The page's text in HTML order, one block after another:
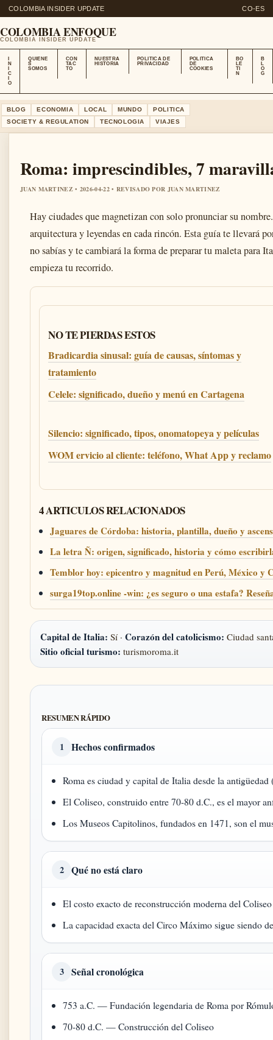
COLOMBIA INSIDER UPDATE CO-ES
COLOMBIA ENFOQUE
COLOMBIA INSIDER UPDATE
N
C
O
QUIENE
S
SOMOS
CON
TAC
TO
NUESTRA
HISTORIA
POLITICA DE
PRIVACIDAD
POLITICA
DE
COOKIES
BO
LE
TI
N
B
L
O
G
BLOG ECONOMIA LOCAL MUNDO
POLITICA
SOCIETY & REGULATION
TECNOLOGIA VIAJES
Roma: imprescindibles, 7
JUAN MARTINEZ • 2026-04-22 • REVISADO POR JUAN MARTINEZ
Hay ciudades que magnetizan con solo pronunciar su
arquitectura y leyendas en cada rincón. Esta guía te llevará
no sabías y te cambiará la forma de preparar tu maleta para
empieza tu recorrido.
NO TE PIERDAS ESTOS
Bradicardia sinusal: guía de causas, síntomas y
tratamiento
Celele: significado, dueño y menú en Cartagena
Silencio: significado, tipos, onomatopeya y películas
WOM ervicio al cliente: teléfono, What App y reclamo
4 ARTICULOS RELACIONADOS
Jaguares de Córdoba: historia, plantilla, dueño y
La letra Ñ: origen, significado, historia y cómo
Temblor hoy: epicentro y magnitud en Perú, México y
surga19top.online -win: ¿es seguro o una estafa?
Capital de Italia: Sí · Corazón del catolicismo: Ciudad
Sitio oficial turismo: turismoroma.it
RESUMEN RÁPIDO
1 Hechos confirmados
Roma es ciudad y capital de Italia desde la antigüedad
El Coliseo, construido entre 70-80 d.C., es el mayor
Los Museos Capitolinos, fundados en 1471, son el
2 Qué no está claro
El costo exacto de reconstrucción moderna del
La capacidad exacta del Circo Máximo sigue siendo
3 Señal cronológica
753 a.C. — Fundación legendaria de Roma por
70-80 d.C. — Construcción del Coliseo